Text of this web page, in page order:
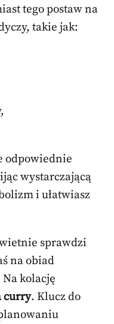
tego postaw na
takie jak:
odpowiednie
wystarczającą
i ułatwiasz
sprawdzi
na obiad
Na kolację
curry. Klucz do